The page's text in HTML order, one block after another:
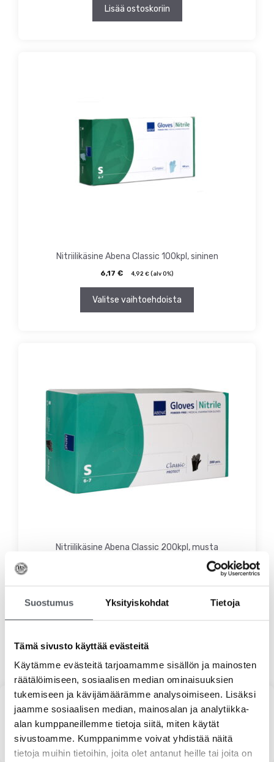
Suostumus Yksityiskohdat Tietoja
Tämä sivusto käyttää evästeitä
Käytämme evästeitä tarjoamamme sisällön ja mainosten
räätälöimiseen, sosiaalisen median ominaisuuksien
tukemiseen ja kävijämäärämme analysoimiseen. Lisäksi
jaamme sosiaalisen median, mainosalan ja analytiikka-
alan kumppaneillemme tietoja siitä, miten käytät
sivustoamme. Kumppanimme voivat yhdistää näitä
tietoja muihin tietoihin, joita olet antanut heille tai joita on
Lisää ostoskoriin
Nitriilikäsine Abena Classic 100kpl, sininen
6,17 € 4,92 € (alv 0%)
Valitse vaihtoehdoista
Nitriilikäsine Abena Classic 200kpl, musta
useampi
muunnelma.
tehdä
valinnat
tuotteen
sivulla.
Haku